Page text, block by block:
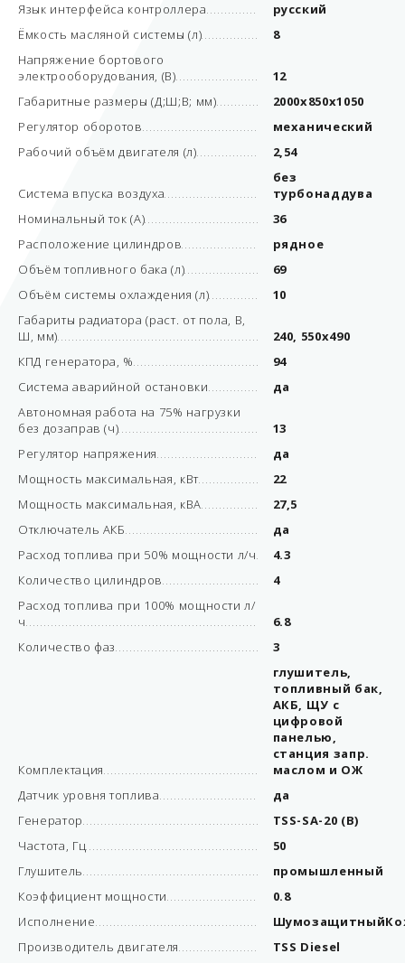
Язык интерфейса контроллера
русский
Ёмкость масляной системы (л)
8
Напряжение бортового
электрооборудования, (В)
12
Габаритные размеры (Д;Ш;В; мм)
2000x850x1050
Регулятор оборотов
механический
Рабочий объём двигателя (л)
2,54
Система впуска воздуха
без
турбонаддува
Номинальный ток (А)
36
Расположение цилиндров
рядное
Объём топливного бака (л)
69
Объём системы охлаждения (л)
10
Габариты радиатора (раст. от пола, В,
Ш, мм)
240, 550х490
КПД генератора, %
94
Система аварийной остановки
да
Автономная работа на 75% нагрузки
без дозаправ (ч)
13
Регулятор напряжения
да
Мощность максимальная, кВт
22
Мощность максимальная, кВА
27,5
Отключатель АКБ
да
Расход топлива при 50% мощности л/ч
4.3
Количество цилиндров
4
Расход топлива при 100% мощности л/
ч
6.8
Количество фаз
3
Комплектация
глушитель,
топливный бак,
АКБ, ЩУ с
цифровой
панелью,
станция запр.
маслом и ОЖ
Датчик уровня топлива
да
Генератор
TSS-SA-20 (B)
Частота, Гц
50
Глушитель
промышленный
Коэффициент мощности
0.8
Исполнение
Производитель двигателя
TSS Diesel